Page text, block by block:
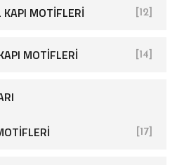
[26]
KAPI MOTIFLERI [12]
MOTIFLERI [14]
[25]
[17]